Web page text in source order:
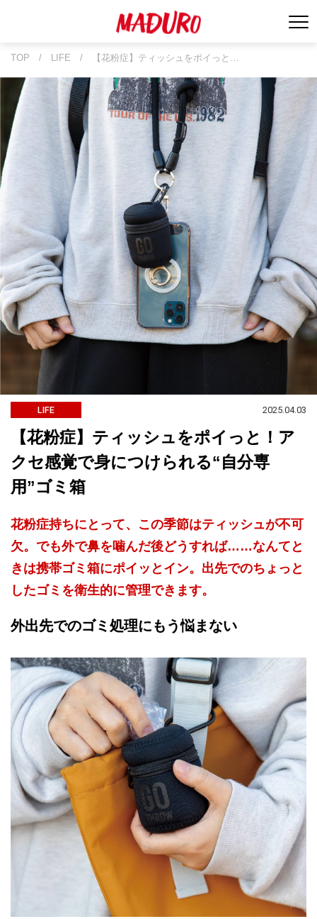
TOP / LIFE / 【花粉症】ティッシュをポイっと…
LIFE 2025.04.03
【花粉症】ティッシュをポイっと！ア
クセ感覚で身につけられる“自分専
用”ゴミ箱
花粉症持ちにとって、この季節はティッシュが不可
欠。でも外で鼻を噛んだ後どうすれば……なんてと
きは携帯ゴミ箱にポイッとイン。出先でのちょっと
したゴミを衛生的に管理できます。
外出先でのゴミ処理にもう悩まない